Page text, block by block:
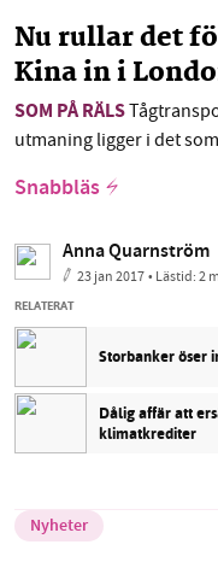
Nu rullar det
Kina in i
SOM PÅ RÄLS
utmaning ligger i det
Snabbläs
Anna Quarnström
23 jan 2017• Lästid:2
RELATERAT
Storbanker öser
Dålig affär att
klimatkrediter
Nyheter